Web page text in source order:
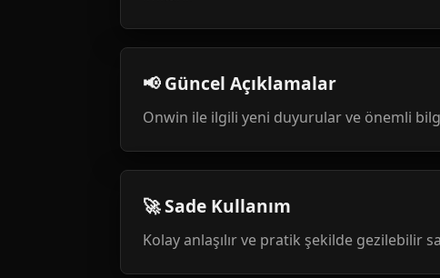
📢 Güncel Açıklamalar
Onwin ile ilgili yeni duyurular ve önemli
🚀 Sade Kullanım
Kolay anlaşılır ve pratik şekilde gezilebilir